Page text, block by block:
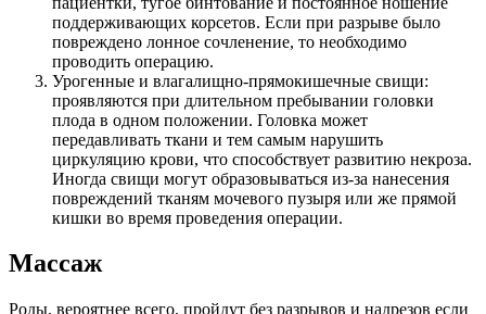
поддерживающих корсетов. Если при разрыве было
повреждено лонное сочленение, то необходимо
проводить операцию.
Урогенные и влагалищно-прямокишечные свищи:
проявляются при длительном пребывании головки
плода в одном положении. Головка может
передавливать ткани и тем самым нарушить
циркуляцию крови, что способствует развитию некроза.
Иногда свищи могут образовываться из-за нанесения
повреждений тканям мочевого пузыря или же прямой
кишки во время проведения операции.
Массаж
Роды, вероятнее всего, пройдут без разрывов и надрезов если